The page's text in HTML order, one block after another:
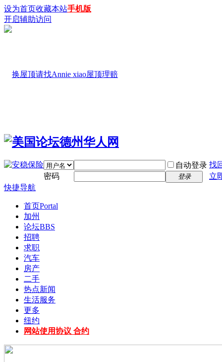
设为首页收藏本站手机版
开启辅助访问
自动登录 找
密码
登录
立
快捷导航
首页Portal
加州
论坛BBS
招聘
求职
汽车
房产
二手
热点新闻
生活服务
更多
纽约
网站使用协议 合约